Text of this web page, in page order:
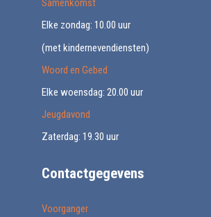
Samenkomst
Elke zondag: 10.00 uur
(met kindernevendiensten)
Woord en Gebed
Elke woensdag: 20.00 uur
Jeugdavond
Zaterdag: 19.30 uur
Contactgegevens
Voorganger